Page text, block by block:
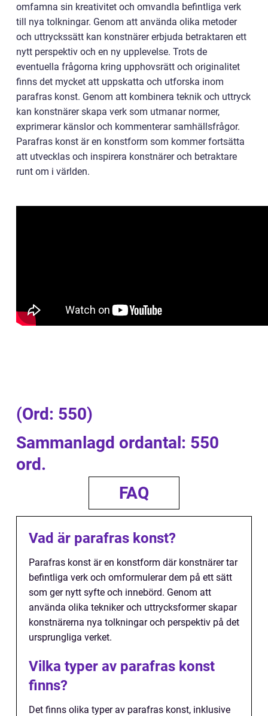
omfamna sin kreativitet och omvandla befintliga verk
till nya tolkningar. Genom att använda olika metoder
och uttryckssätt kan konstnärer erbjuda betraktaren ett
nytt perspektiv och en ny upplevelse. Trots de
eventuella frågorna kring upphovsrätt och originalitet
finns det mycket att uppskatta och utforska inom
parafras konst. Genom att kombinera teknik och uttryck
kan konstnärer skapa verk som utmanar normer,
exprimerar känslor och kommenterar samhällsfrågor.
Parafras konst är en konstform som kommer fortsätta
att utvecklas och inspirera konstnärer och betraktare
runt om i världen.
(Ord: 550)
Sammanlagd ordantal: 550
ord.
FAQ
Vad är parafras konst?
Parafras konst är en konstform där konstnärer tar
befintliga verk och omformulerar dem på ett sätt
som ger nytt syfte och innebörd. Genom att
använda olika tekniker och uttrycksformer skapar
konstnärerna nya tolkningar och perspektiv på det
ursprungliga verket.
Vilka typer av parafras konst
finns?
Det finns olika typer av parafras konst, inklusive